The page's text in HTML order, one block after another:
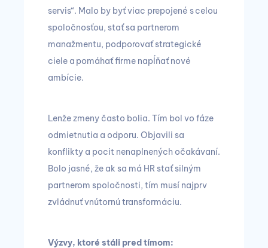
servis“. Malo by byť viac prepojené s celou
spoločnosťou, stať sa partnerom
manažmentu, podporovať strategické
ciele a pomáhať firme napĺňať nové
ambície.
Lenže zmeny často bolia. Tím bol vo fáze
odmietnutia a odporu. Objavili sa
konflikty a pocit nenaplnených očakávaní.
Bolo jasné, že ak sa má HR stať silným
partnerom spoločnosti, tím musí najprv
zvládnuť vnútornú transformáciu.
Výzvy, ktoré stáli pred tímom: